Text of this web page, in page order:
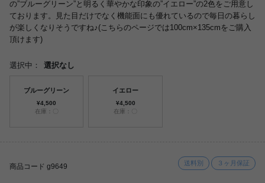
の”ブルーグリーン”と明るく華やかな印象の”イエロー”の2色をご用意し
ております。見た目だけでなく機能面にも優れているので毎日の暮らし
が楽しくなりそうですね♪(こちらのページでは100cm×135cmをご購入
頂けます)
選択中： 選択なし
ブルーグリーン
¥4,500
在庫：〇
イエロー
¥4,500
在庫：〇
商品コード g9649 送料別 ３ヶ月保証